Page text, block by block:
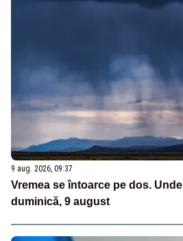
9 aug. 2026, 09:37
Vremea se întoarce pe dos.
duminică, 9 august